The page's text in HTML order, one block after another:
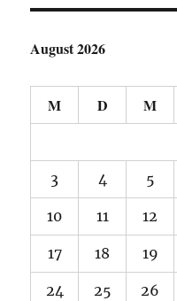
August 2026
M D M
3 4 5
10 11 12
17 18 19
24 25 26